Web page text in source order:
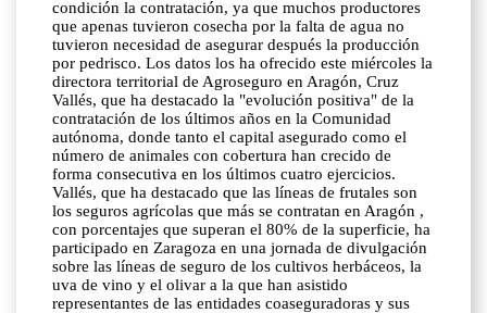
condición la contratación, ya que muchos productores
que apenas tuvieron cosecha por la falta de agua no
tuvieron necesidad de asegurar después la producción
por pedrisco. Los datos los ha ofrecido este miércoles la
directora territorial de Agroseguro en Aragón, Cruz
Vallés, que ha destacado la "evolución positiva" de la
contratación de los últimos años en la Comunidad
autónoma, donde tanto el capital asegurado como el
número de animales con cobertura han crecido de
forma consecutiva en los últimos cuatro ejercicios.
Vallés, que ha destacado que las líneas de frutales son
los seguros agrícolas que más se contratan en Aragón ,
con porcentajes que superan el 80% de la superficie, ha
participado en Zaragoza en una jornada de divulgación
sobre las líneas de seguro de los cultivos herbáceos, la
uva de vino y el olivar a la que han asistido
representantes de las entidades coaseguradoras y sus